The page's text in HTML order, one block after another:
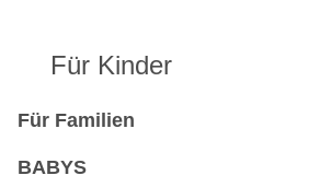
Für Kinder
Für Familien
BABYS